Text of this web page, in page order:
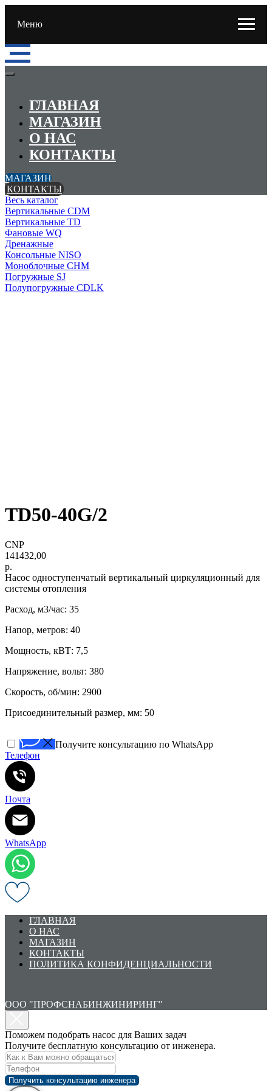
Меню
ГЛАВНАЯ
МАГАЗИН
О НАС
КОНТАКТЫ
МАГАЗИН
КОНТАКТЫ
Весь каталог
Вертикальные CDM
Вертикальные TD
Фановые WQ
Дренажные
Консольные NISO
Моноблочные CHМ
Погружные SJ
Полупогружные CDLK
TD50-40G/2
CNP
141432,00
р.
Насос одноступенчатый вертикальный циркуляционный для
системы отопления
Расход, м3/час: 35
Напор, метров: 40
Мощность, кВТ: 7,5
Напряжение, вольт: 380
Скорость, об/мин: 2900
Присоединительный размер, мм: 50
Получите консультацию по WhatsApp
Телефон
Почта
WhatsApp
ГЛАВНАЯ
О НАС
МАГАЗИН
КОНТАКТЫ
ПОЛИТИКА КОНФИДЕНЦИАЛЬНОСТИ
ООО "ПРОФСНАБИНЖИНИРИНГ"
Поможем подобрать насос для Ваших задач
Получите бесплатную консультацию от инженера.
Получить консультацию инженера